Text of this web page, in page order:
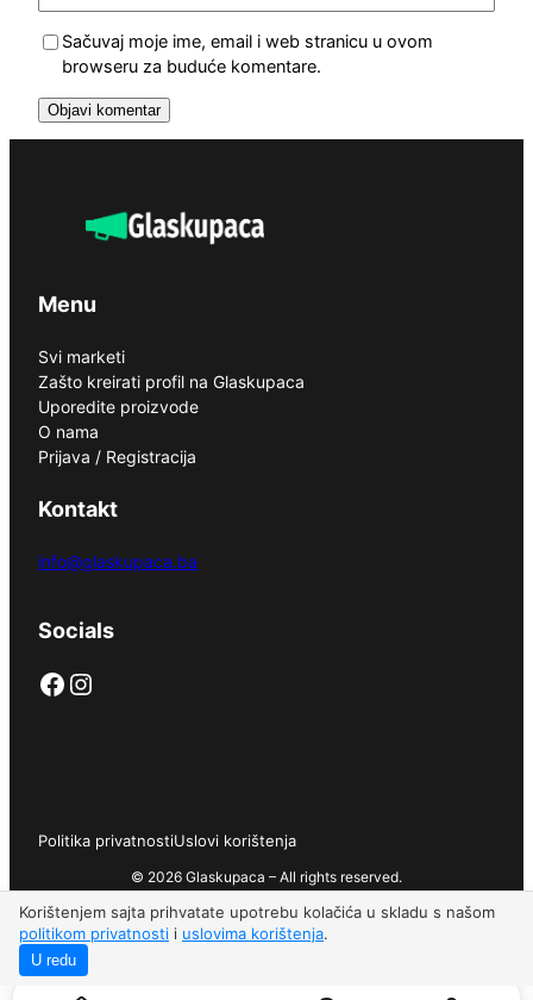
Korištenjem sajta prihvatate upotrebu kolačića u skladu s našom
politikom privatnosti i uslovima korištenja.
U redu
Sačuvaj moje ime, email i web stranicu u ovom
browseru za buduće komentare.
Menu
Svi marketi
Zašto kreirati profil na Glaskupaca
Uporedite proizvode
O nama
Prijava / Registracija
Kontakt
info@glaskupaca.ba
Socials
Facebook Instagram
Politika privatnostiUslovi korištenja
© 2026 Glaskupaca – All rights reserved.